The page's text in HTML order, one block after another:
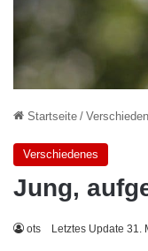
Startseite /
Verschiedenes
Jung,
ots Letztes Update 31.